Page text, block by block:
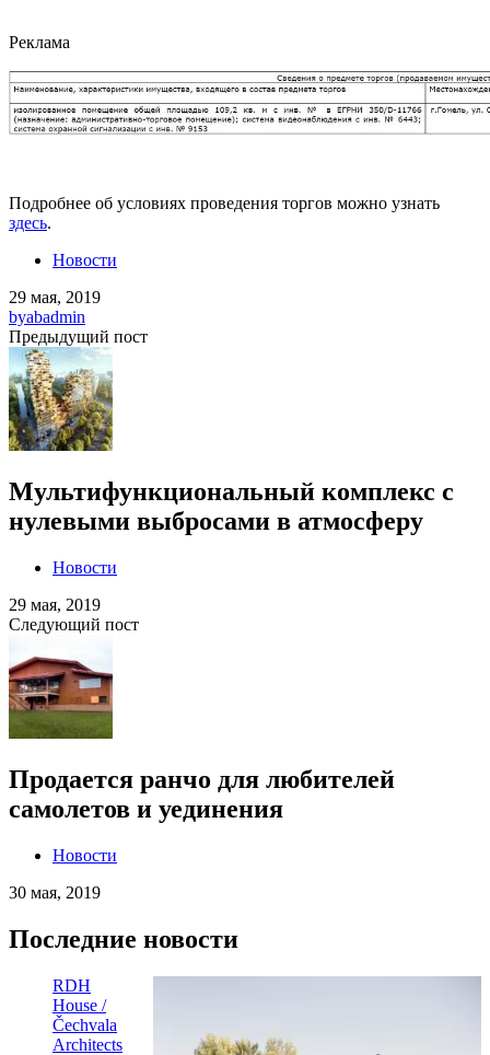
Реклама
Подробнее об условиях проведения торгов можно узнать
здесь.
Новости
29 мая, 2019
byabadmin
Предыдущий пост
Мультифункциональный комплекс с
нулевыми выбросами в атмосферу
Новости
29 мая, 2019
Следующий пост
Продается ранчо для любителей
самолетов и уединения
Новости
30 мая, 2019
Последние новости
RDH
House /
Čechvala
Architects